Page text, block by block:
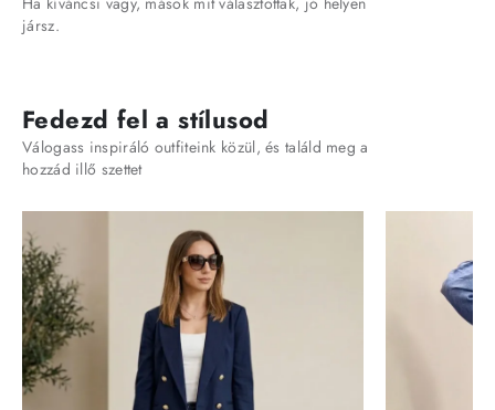
jársz.
Fedezd fel a stílusod
Válogass inspiráló outfiteink közül, és találd meg a
hozzád illő szettet